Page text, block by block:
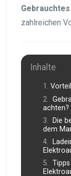
zahlreichen
Inhalte
achten?
Die
dem